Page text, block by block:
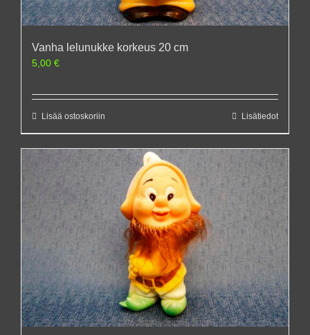
Vanha lelunukke korkeus 20 cm
5,00 €
Lisää ostoskoriin Lisätiedot